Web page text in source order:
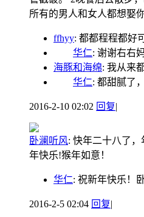
所有的男人和女人都想娶
ffhyy: 都都程程都好
华仁: 谢谢右右
海豚和海绵: 我从来
华仁: 都甜腻了
2016-2-10 02:02 回复|
卧澜听风: 快年二十八了
年快乐!猴年如意！
华仁: 祝新年快乐！
2016-2-5 02:04 回复|